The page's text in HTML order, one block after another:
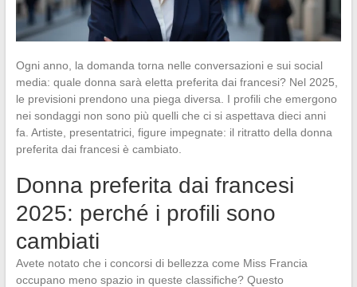
Ogni anno, la domanda torna nelle conversazioni e sui social
media: quale donna sarà eletta preferita dai francesi? Nel 2025,
le previsioni prendono una piega diversa. I profili che emergono
nei sondaggi non sono più quelli che ci si aspettava dieci anni
fa. Artiste, presentatrici, figure impegnate: il ritratto della donna
preferita dai francesi è cambiato.
Donna preferita dai francesi
2025: perché i profili sono
cambiati
Avete notato che i concorsi di bellezza come Miss Francia
occupano meno spazio in queste classifiche? Questo